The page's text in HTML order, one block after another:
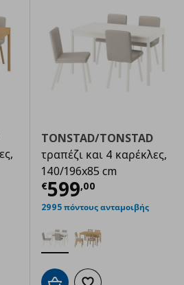
€ 668,96
TONSTAD/TONSTAD
τραπέζι και 4 καρέκλες,
140/196x85 cm
€599,00
Τρέχουσα
2995 πόντους ανταμοιβής